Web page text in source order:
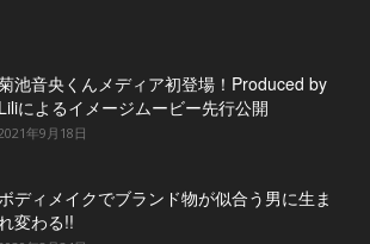
池音央くんメディア初登場！Produced by
Liliによるイメージムービー先行公開
年9月18日
ボディメイクでブランド物が似合う男に生ま
変わる!!